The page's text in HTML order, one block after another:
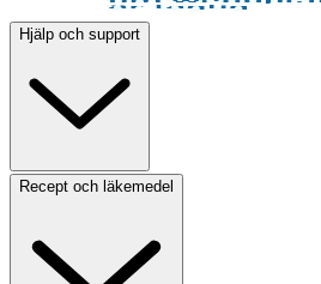
Hjälp och support
Recept och läkemedel